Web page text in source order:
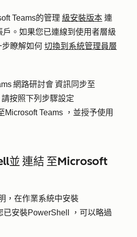
Teams的管理 級安裝版本 連
。如果您已連線到使用者層級
瞭解如何 切換到系統管理員層
網路研討會 資訊同步至
按照下列步驟設定
Microsoft Teams ，並授予使用
並 連結 至Microsoft
，在作業系統中安裝
已安裝PowerShell ，可以略過